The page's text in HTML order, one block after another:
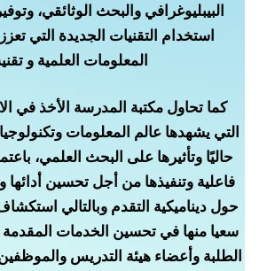
البيبليوغرافي والبحث الوثائقي،
استخدام التقنيات الجديدة التي
المعلومات العلمية و
كما تحاول مكتبة المدرسة الأخذ في
التي يشهدها عالم المعلومات
حاليًا وتأثيرها على البحث العلمي،
فاعلية وتنفيذها من أجل تحسين
حول ديناميكية التقدم وبالتالي
سعيا منها في تحسين الخدمات
الطلبة وأعضاء هيئة التدريس